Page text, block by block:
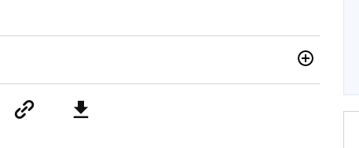
di testate giornalistiche online e Tv e lavora anche nell’ambito